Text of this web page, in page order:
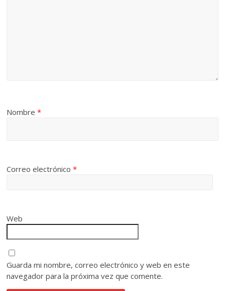
Nombre*
Correo electrónico*
Web
Guarda mi nombre, correo electrónico y web en este
navegador para la próxima vez que comente.